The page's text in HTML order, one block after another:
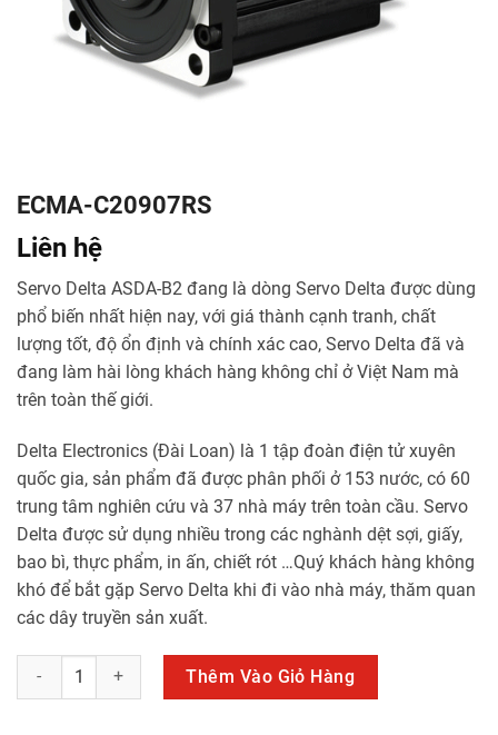
ECMA-C20907RS
Liên hệ
Servo Delta ASDA-B2 đang là dòng Servo Delta được dùng
phổ biến nhất hiện nay, với giá thành cạnh tranh, chất
lượng tốt, độ ổn định và chính xác cao, Servo Delta đã và
đang làm hài lòng khách hàng không chỉ ở Việt Nam mà
trên toàn thế giới.
Delta Electronics (Đài Loan) là 1 tập đoàn điện tử xuyên
quốc gia, sản phẩm đã được phân phối ở 153 nước, có 60
trung tâm nghiên cứu và 37 nhà máy trên toàn cầu. Servo
Delta được sử dụng nhiều trong các nghành dệt sợi, giấy,
bao bì, thực phẩm, in ấn, chiết rót …Quý khách hàng không
khó để bắt gặp Servo Delta khi đi vào nhà máy, thăm quan
các dây truyền sản xuất.
ECMA-C20907RS số lượngThêm Vào Giỏ Hàng